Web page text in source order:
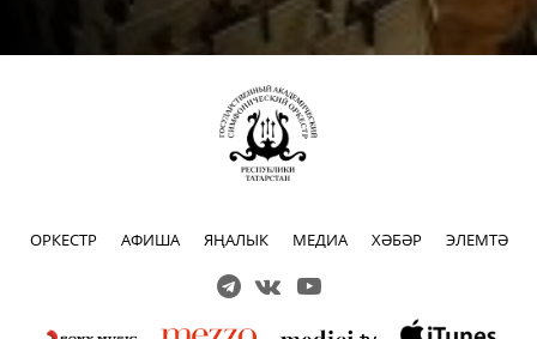
ОРКЕСТР АФИША ЯҢАЛЫК МЕДИА ХӘБӘР ЭЛЕМТӘ